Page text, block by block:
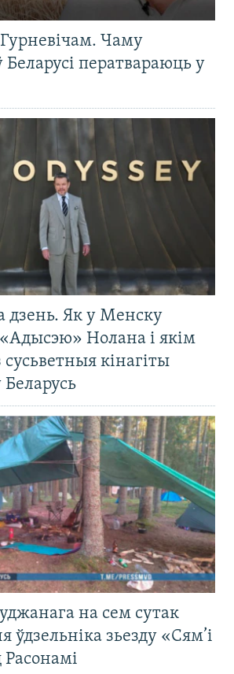
Чаму
ператвараюць у
дзень. Як у Менску
Нолана і якім
кінагіты
на сем сутак
ўдзельніка зьезду «Сям’і
Расонамі